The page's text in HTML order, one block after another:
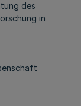
des
in